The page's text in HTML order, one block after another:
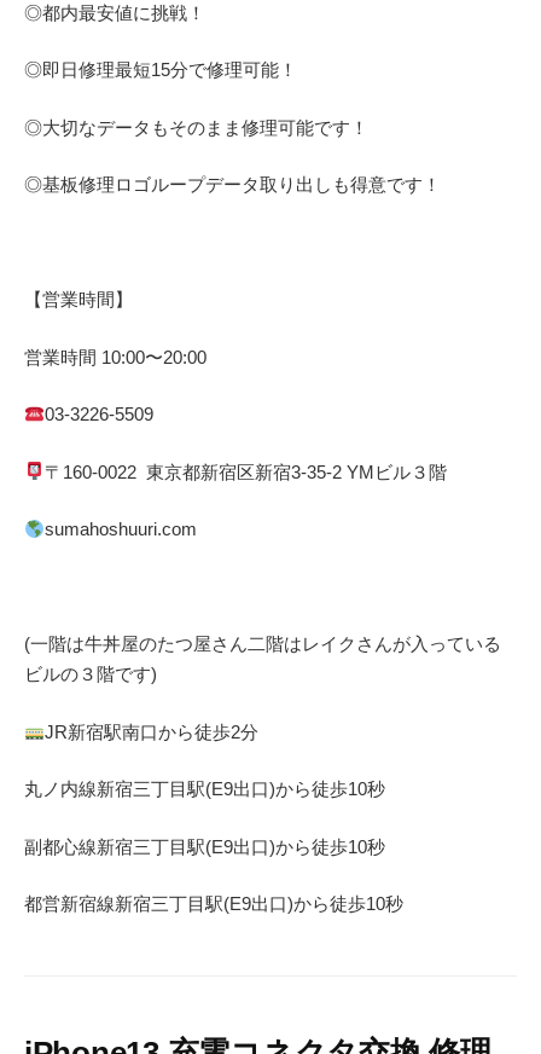
◎都内最安値に挑戦！
◎即日修理最短15分で修理可能！
◎大切なデータもそのまま修理可能です！
◎基板修理ロゴループデータ取り出しも得意です！
【営業時間】
営業時間 10:00〜20:00
03-3226-5509
〒 160-0022 東京都新宿区新宿3-35-2 YMビル３階
sumahoshuuri.com
(一階は牛丼屋のたつ屋さん二階はレイクさんが入っている
ビルの３階です)
JR新宿駅南口から徒歩2分
丸ノ内線新宿三丁目駅(E9出口)から徒歩10秒
副都心線新宿三丁目駅(E9出口)から徒歩10秒
都営新宿線新宿三丁目駅(E9出口)から徒歩10秒